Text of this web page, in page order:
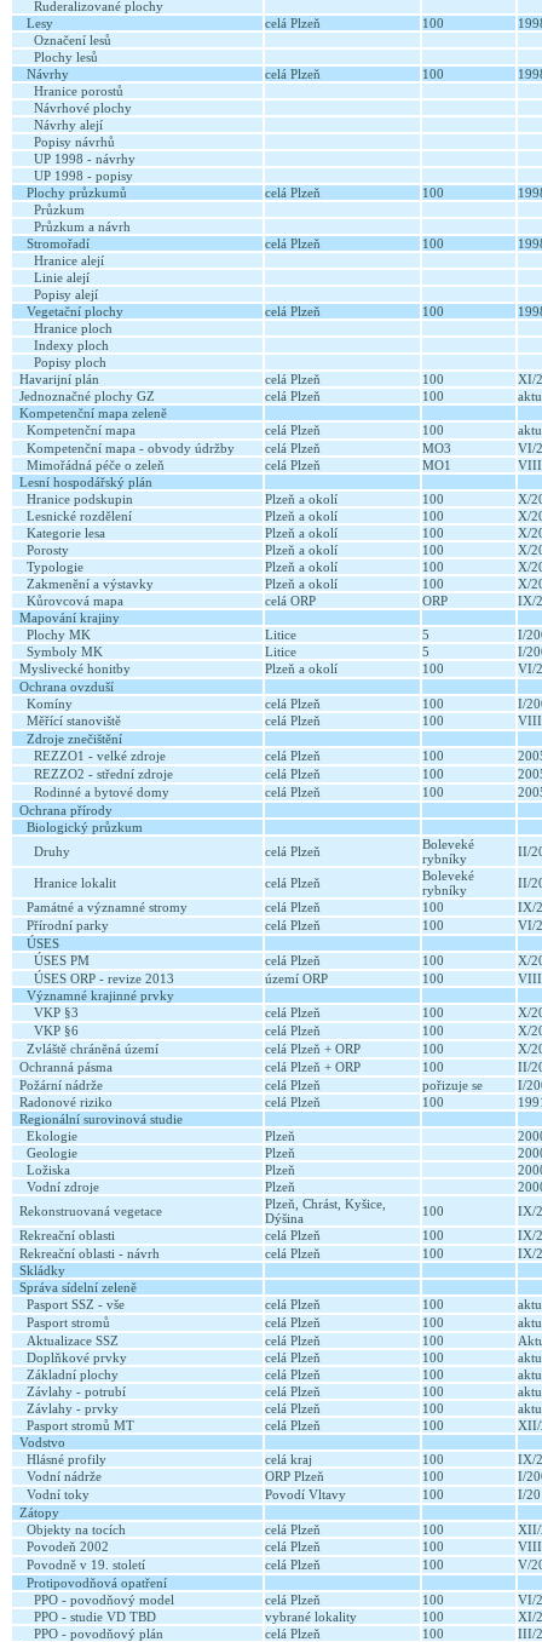
Ruderalizované plochy
Lesy
celá Plzeň 100
Označení lesů
Plochy lesů
Návrhy
celá Plzeň 100
Hranice porostů
Návrhové plochy
Návrhy alejí
Popisy návrhů
UP 1998 - návrhy
UP 1998 - popisy
Plochy průzkumů
celá Plzeň 100
Průzkum
Průzkum a návrh
Stromořadí
celá Plzeň 100
Hranice alejí
Linie alejí
Popisy alejí
Vegetační plochy
celá Plzeň 100
Hranice ploch
Indexy ploch
Popisy ploch
Havarijní plán
celá Plzeň 100
XI/
Jednoznačné plochy GZ
celá Plzeň 100
Kompetenční mapa zeleně
Kompetenční mapa
celá Plzeň 100
Kompetenční mapa - obvody údržby
celá Plzeň MO3
VI/
Mimořádná péče o zeleň
celá Plzeň MO1
Lesní hospodářský plán
Hranice podskupin
Plzeň a okolí 100
X/
Lesnické rozdělení
Plzeň a okolí 100
X/
Kategorie lesa
Plzeň a okolí 100
X/
Porosty
Plzeň a okolí 100
X/
Typologie
Plzeň a okolí 100
X/
Zakmenění a výstavky
Plzeň a okolí 100
X/
Kůrovcová mapa
celá ORP ORP
IX/
Mapování krajiny
Plochy MK
Litice 5
I/
Symboly MK
Litice 5
I/
Myslivecké honitby
Plzeň a okolí 100
VI/
Ochrana ovzduší
Komíny
celá Plzeň 100
I/
Měřící stanoviště
celá Plzeň 100
Zdroje znečištění
REZZO1 - velké zdroje
celá Plzeň 100
REZZO2 - střední zdroje
celá Plzeň 100
Rodinné a bytové domy
celá Plzeň 100
Ochrana přírody
Biologický průzkum
Druhy
celá Plzeň
Boleveké
rybníky
II/
Hranice lokalit celá Plzeň
Boleveké
rybníky
II/
Památné a významné stromy
celá Plzeň 100
IX/
Přírodní parky
celá Plzeň 100
VI/
ÚSES
ÚSES PM
celá Plzeň 100
X/
ÚSES ORP - revize 2013
území ORP 100
Významné krajinné prvky
VKP §3
celá Plzeň 100
X/
VKP §6
celá Plzeň 100
X/
Zvláště chráněná území
celá Plzeň + ORP 100
X/
Ochranná pásma
celá Plzeň + ORP 100
II/
Požární nádrže
celá Plzeň pořizuje se
I/
Radonové riziko
celá Plzeň 100
Regionální surovinová studie
Ekologie
Plzeň
Geologie
Plzeň
Ložiska
Plzeň
Vodní zdroje
Plzeň
Rekonstruovaná vegetace
Plzeň, Chrást, Kyšice,
Dýšina
100
IX/
Rekreační oblasti
celá Plzeň 100
IX/
Rekreační oblasti - návrh
celá Plzeň 100
IX/
Skládky
Správa sídelní zeleně
Pasport SSZ - vše
celá Plzeň 100
Pasport stromů
celá Plzeň 100
Aktualizace SSZ
celá Plzeň 100
Doplňkové prvky
celá Plzeň 100
Základní plochy
celá Plzeň 100
Závlahy - potrubí
celá Plzeň 100
Závlahy - prvky
celá Plzeň 100
Pasport stromů MT
celá Plzeň 100
Vodstvo
Hlásné profily
celá kraj 100
IX/
Vodní nádrže
ORP Plzeň 100
I/
Vodní toky
Povodí Vltavy 100
I/
Zátopy
Objekty na tocích
celá Plzeň 100
Povodeň 2002
celá Plzeň 100
Povodně v 19. století
celá Plzeň 100
V/
Protipovodňová opatření
PPO - povodňový model
celá Plzeň 100
VI/
PPO - studie VD TBD
vybrané lokality 100
XI/
PPO - povodňový plán
celá Plzeň 100
III/